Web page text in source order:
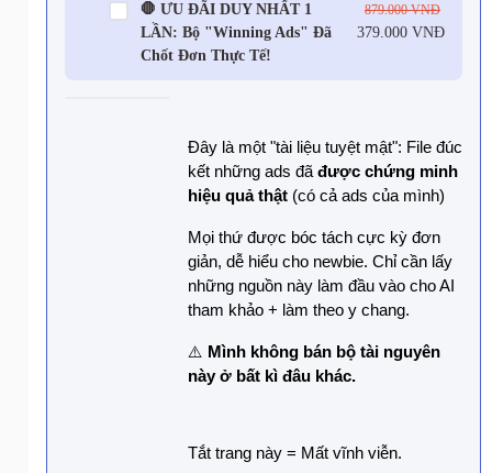
🛑 ƯU ĐÃI DUY NHẤT 1
LẦN: Bộ "Winning Ads" Đã
Chốt Đơn Thực Tế!
879.000VNĐ
379.000 VNĐ
Đây là một "tài liệu tuyệt mật": File đúc
kết những ads đã được chứng minh
hiệu quả thật (có cả ads của mình)
Mọi thứ được bóc tách cực kỳ đơn
giản, dễ hiểu cho newbie. Chỉ cần lấy
những nguồn này làm đầu vào cho AI
tham khảo + làm theo y chang.
⚠️ Mình không bán bộ tài nguyên
này ở bất kì đâu khác.
Tắt trang này = Mất vĩnh viễn.